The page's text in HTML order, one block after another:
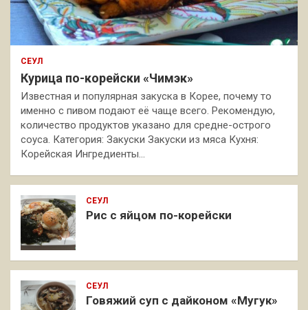
СЕУЛ
Курица по-корейски «Чимэк»
Известная и популярная закуска в Корее, почему то
именно с пивом подают её чаще всего. Рекомендую,
количество продуктов указано для средне-острого
соуса. Категория: Закуски Закуски из мяса Кухня:
Корейская Ингредиенты…
СЕУЛ
Рис с яйцом по-корейски
СЕУЛ
Говяжий суп с дайконом «Мугук»